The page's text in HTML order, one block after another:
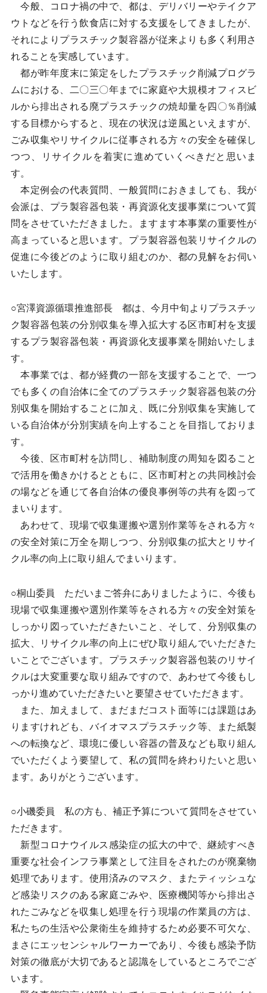
今般、コロナ禍の中で、都は、デリバリーやテイクア
ウトなどを行う飲食店に対する支援をしてきましたが、
それによりプラスチック製容器が従来よりも多く利用さ
れることを実感しています。
都が昨年度末に策定をしたプラスチック削減プログラ
ムにおける、二〇三〇年までに家庭や大規模オフィスビ
ルから排出される廃プラスチックの焼却量を四〇％削減
する目標からすると、現在の状況は逆風といえますが、
ごみ収集やリサイクルに従事される方々の安全を確保し
つつ、リサイクルを着実に進めていくべきだと思いま
す。
本定例会の代表質問、一般質問におきましても、我が
会派は、プラ製容器包装・再資源化支援事業について質
問をさせていただきました。ますます本事業の重要性が
高まっていると思います。プラ製容器包装リサイクルの
促進に今後どのように取り組むのか、都の見解をお伺い
いたします。
○宮澤資源循環推進部長 都は、今月中旬よりプラスチッ
ク製容器包装の分別収集を導入拡大する区市町村を支援
するプラ製容器包装・再資源化支援事業を開始いたしま
す。
本事業では、都が経費の一部を支援することで、一つ
でも多くの自治体に全てのプラスチック製容器包装の分
別収集を開始することに加え、既に分別収集を実施して
いる自治体が分別実績を向上することを目指しておりま
す。
今後、区市町村を訪問し、補助制度の周知を図ること
で活用を働きかけるとともに、区市町村との共同検討会
の場などを通じて各自治体の優良事例等の共有を図って
まいります。
あわせて、現場で収集運搬や選別作業等をされる方々
の安全対策に万全を期しつつ、分別収集の拡大とリサイ
クル率の向上に取り組んでまいります。
○桐山委員 ただいまご答弁にありましたように、今後も
現場で収集運搬や選別作業等をされる方々の安全対策を
しっかり図っていただきたいこと、そして、分別収集の
拡大、リサイクル率の向上にぜひ取り組んでいただきた
いことでございます。プラスチック製容器包装のリサイ
クルは大変重要な取り組みですので、あわせて今後もし
っかり進めていただきたいと要望させていただきます。
また、加えまして、まだまだコスト面等には課題はあ
りますけれども、バイオマスプラスチック等、また紙製
への転換など、環境に優しい容器の普及なども取り組ん
でいただくよう要望して、私の質問を終わりたいと思い
ます。ありがとうございます。
○小磯委員 私の方も、補正予算について質問をさせてい
ただきます。
新型コロナウイルス感染症の拡大の中で、継続すべき
重要な社会インフラ事業として注目をされたのが廃棄物
処理であります。使用済みのマスク、またティッシュな
ど感染リスクのある家庭ごみや、医療機関等から排出さ
れたごみなどを収集し処理を行う現場の作業員の方は、
私たちの生活や公衆衛生を維持するため必要不可欠な、
まさにエッセンシャルワーカーであり、今後も感染予防
対策の徹底が大切であると認識をしているところでござ
います。